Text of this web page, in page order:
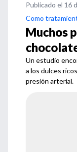
Publicado el 16
Como
Muchos
Un estudio
a los dulces
presión arterial.